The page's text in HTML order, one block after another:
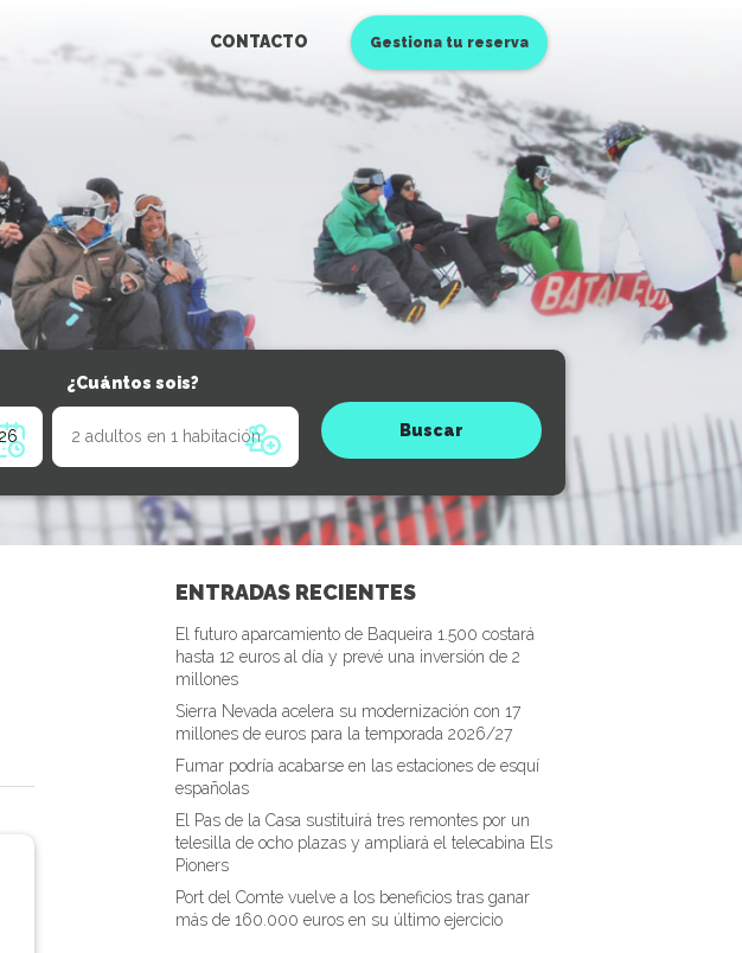
CONTACTO Gestiona tu reserva
¿Cuántos sois?
Buscar
ENTRADAS RECIENTES
El futuro aparcamiento de Baqueira 1.500 costará
hasta 12 euros al día y prevé una inversión de 2
millones
Sierra Nevada acelera su modernización con 17
millones de euros para la temporada 2026/27
Fumar podría acabarse en las estaciones de esquí
españolas
El Pas de la Casa sustituirá tres remontes por un
telesilla de ocho plazas y ampliará el telecabina Els
Pioners
Port del Comte vuelve a los beneficios tras ganar
más de 160.000 euros en su último ejercicio